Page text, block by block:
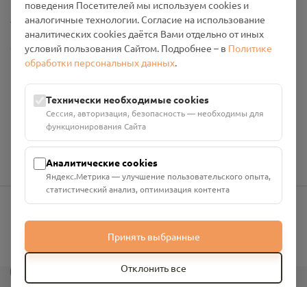
Настройки cookies
Общество с ограниченной ответственностью «Смоленский
Проект Помним»
Юридический адрес: 216790, Смоленская область, р-н
Руднянский, г. Рудня, улица Западная, д. 26А, пом. 18
Номер счёта: 40702810901130004287 в АО "АЛЬФА-БАНК"
Кор. счёт: 30101810200000000593
info@pomnim.online
поведения Посетителей мы используем cookies и
аналогичные технологии. Согласие на использование
аналитических cookies даётся Вами отдельно от иных
условий пользования Сайтом. Подробнее – в Политике
обработки персональных данных.
Технически необходимые cookies
Сессия, авторизация, безопасность — необходимы для
функционирования Сайта
Аналитические cookies
Яндекс.Метрика — улучшение пользовательского опыта,
статистический анализ, оптимизация контента
Принять выбранные
Отклонить все